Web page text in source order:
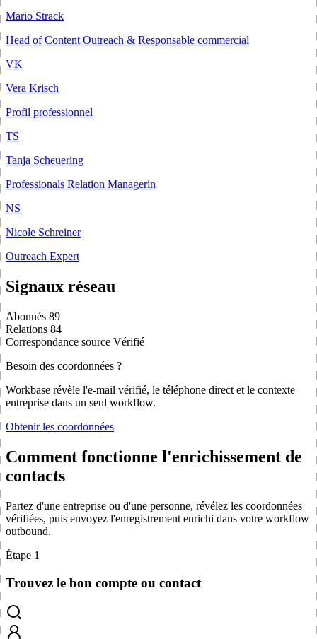
Mario Strack
Head of Content Outreach & Responsable commercial
VK
Vera Krisch
Profil professionnel
TS
Tanja Scheuering
Professionals Relation Managerin
NS
Nicole Schreiner
Outreach Expert
Signaux réseau
Abonnés 89
Relations 84
Correspondance source Vérifié
Besoin des coordonnées ?
Workbase révèle l'e-mail vérifié, le téléphone direct et le contexte
entreprise dans un seul workflow.
Obtenir les coordonnées
Comment fonctionne l'enrichissement de
contacts
Partez d'une entreprise ou d'une personne, révélez les coordonnées
vérifiées, puis envoyez l'enregistrement enrichi dans votre workflow
outbound.
Étape 1
Trouvez le bon compte ou contact